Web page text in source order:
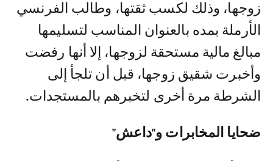
زوجها، وذلك لكسب ثقتها، وطالب الفرنسي
الأرملة بمده بالعنوان المناسب لتسليمها
مبالغ مالية مستحقة لزوجها، إلا أنها رفضت
وأخبرت شقيق زوجها، قبل أن تلجأ إلى
الشرطة مرة أخرى لتخبرهم بالمستجدات.
ضحايا المخابرات و"داعش"